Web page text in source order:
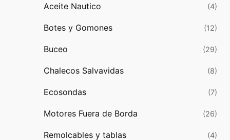
Aceite Nautico (4)
Botes y Gomones (12)
Buceo (29)
Chalecos Salvavidas (8)
Ecosondas (7)
Motores Fuera de Borda (26)
Remolcables y tablas (4)